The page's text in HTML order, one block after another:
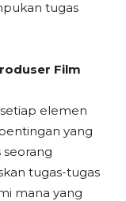
tugas
Film
elemen
yang
tugas-tugas
mana yang